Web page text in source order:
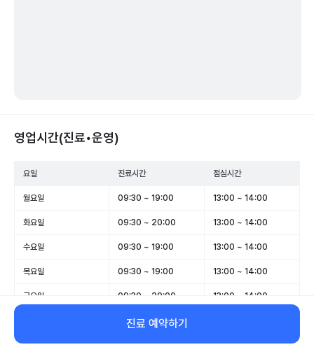
영업시간(진료•운영)
요일 진료시간 점심시간
월요일 09:30 ~ 19:00 13:00 ~ 14:00
화요일 09:30 ~ 20:00 13:00 ~ 14:00
수요일 09:30 ~ 19:00 13:00 ~ 14:00
목요일 09:30 ~ 19:00 13:00 ~ 14:00
금요일 09:30 ~ 20:00 13:00 ~ 14:00
09:00 ~ 15:00
일요일 휴무 -
진료 예약하기